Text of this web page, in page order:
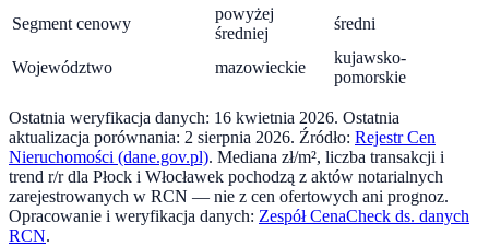
Segment cenowy
powyżej
średniej
średni
Województwo mazowieckie
kujawsko-
pomorskie
Ostatnia weryfikacja danych: 16 kwietnia 2026. Ostatnia
aktualizacja porównania: 2 sierpnia 2026. Źródło: Rejestr Cen
Nieruchomości (dane.gov.pl). Mediana zł/m², liczba transakcji i
trend r/r dla Płock i Włocławek pochodzą z aktów notarialnych
zarejestrowanych w RCN — nie z cen ofertowych ani prognoz.
Opracowanie i weryfikacja danych: Zespół CenaCheck ds. danych
RCN.